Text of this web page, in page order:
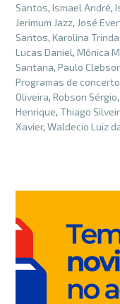
Santos, Ismael André,
Jerimum Jazz, José
Santos, Karolina
Lucas Daniel, Mônica
Santana, Paulo
Programas de
Oliveira, Robson Sérgio,
Henrique, Thiago
Xavier, Waldecio Luiz